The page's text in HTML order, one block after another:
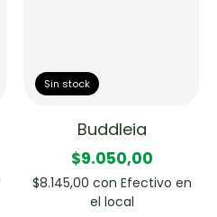
Sin stock
Buddleia
$9.050,00
$8.145,00 con Efectivo en
el local